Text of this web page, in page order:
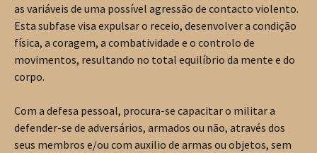
as variáveis de uma possível agressão de contacto violento.
Esta subfase visa expulsar o receio, desenvolver a condição
física, a coragem, a combatividade e o controlo de
movimentos, resultando no total equilíbrio da mente e do
corpo.
Com a defesa pessoal, procura-se capacitar o militar a
defender-se de adversários, armados ou não, através dos
seus membros e/ou com auxilio de armas ou objetos, sem